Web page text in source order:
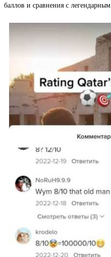
баллов и сравнения с легендарным